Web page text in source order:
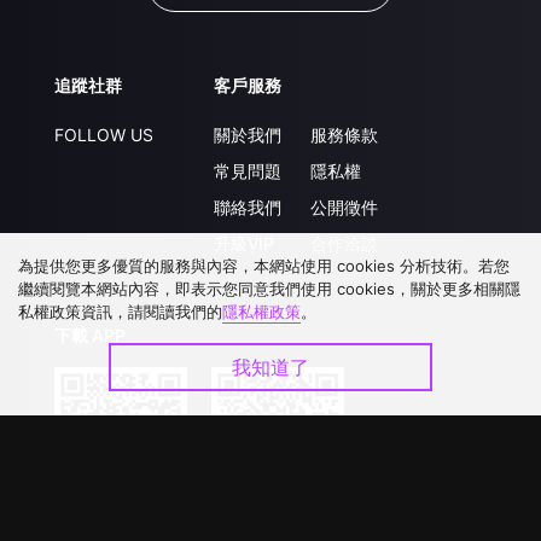
追蹤社群
FOLLOW US
客戶服務
關於我們
常見問題
聯絡我們
服務條款
隱私權
公開徵件
為提供您更多優質的服務與內容，本網站使用 cookies 分析技術。若您
繼續閱覽本網站內容，即表示您同意我們使用 cookies，關於更多相關隱
私權政策資訊，請閱讀我們的隱私權政策。
我知道了